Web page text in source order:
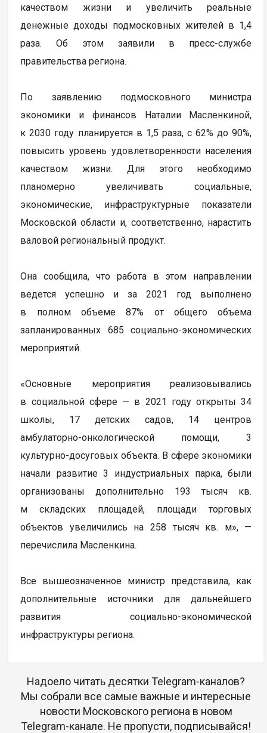
качеством жизни и увеличить реальные
денежные доходы подмосковных жителей в 1,4
раза. Об этом заявили в пресс-службе
правительства региона.
По заявлению подмосковного министра
экономики и финансов Наталии Масленкиной,
к 2030 году планируется в 1,5 раза, с 62% до 90%,
повысить уровень удовлетворенности населения
качеством жизни. Для этого необходимо
планомерно увеличивать социальные,
экономические, инфраструктурные показатели
Московской области и, соответственно, нарастить
валовой региональный продукт.
Она сообщила, что работа в этом направлении
ведется успешно и за 2021 год выполнено
в полном объеме 87% от общего объема
запланированных 685 социально-экономических
мероприятий.
«Основные мероприятия реализовывались
в социальной сфере — в 2021 году открыты 34
школы, 17 детских садов, 14 центров
амбулаторно-онкологической помощи, 3
культурно-досуговых объекта. В сфере экономики
начали развитие 3 индустриальных парка, были
организованы дополнительно 193 тысяч кв.
м складских площадей, площади торговых
объектов увеличились на 258 тысяч кв. м», —
перечислила Масленкина.
Все вышеозначенное министр представила, как
дополнительные источники для дальнейшего
развития социально-экономической
инфраструктуры региона.
Надоело читать десятки Telegram-каналов?
Мы собрали все самые важные и интересные
новости Московского региона в новом
Telegram-канале. Не пропусти, подписывайся!